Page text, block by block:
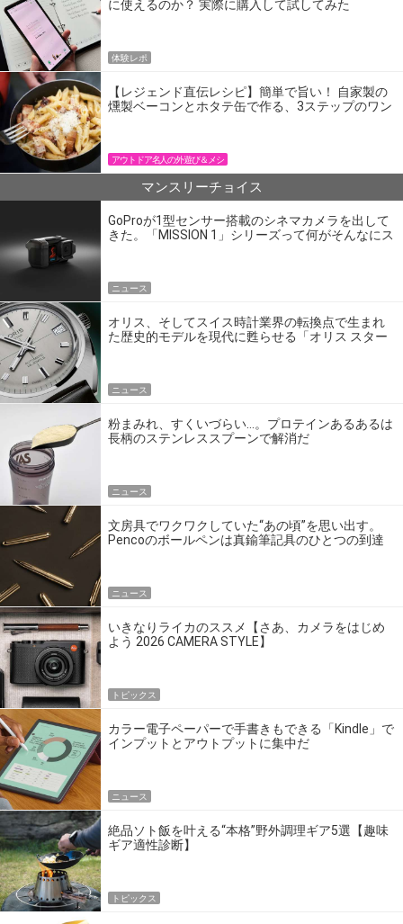
に使えるのか？ 実際に購入して試してみた
体験レポ
【レジェンド直伝レシピ】簡単で旨い！ 自家製の
燻製ベーコンとホタテ缶で作る、3ステップのワン
アウトドア名人の外遊び＆メシ
マンスリーチョイス
GoProが1型センサー搭載のシネマカメラを出して
きた。「MISSION 1」シリーズって何がそんなにス
ニュース
オリス、そしてスイス時計業界の転換点で生まれ
た歴史的モデルを現代に甦らせる「オリス スター
ニュース
粉まみれ、すくいづらい…。プロテインあるあるは
長柄のステンレススプーンで解消だ
ニュース
文房具でワクワクしていた“あの頃”を思い出す。
Pencoのボールペンは真鍮筆記具のひとつの到達
ニュース
いきなりライカのススメ【さあ、カメラをはじめ
よう 2026 CAMERA STYLE】
トピックス
カラー電子ペーパーで手書きもできる「Kindle」で
インプットとアウトプットに集中だ
ニュース
絶品ソト飯を叶える“本格”野外調理ギア5選【趣味
ギア適性診断】
トピックス